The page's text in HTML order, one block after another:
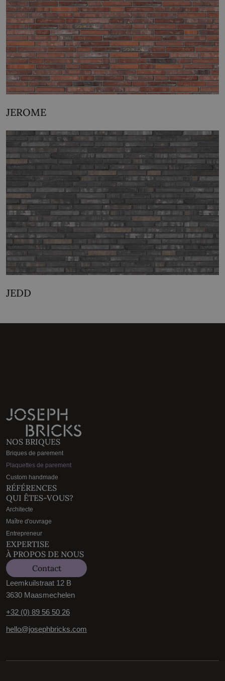
JEROME
JEDD
NOS BRIQUES
Briques de parement
Plaquettes de parement
Custom handmade
RÉFÉRENCES
QUI ÊTES-VOUS?
Architecte
Maître d'ouvrage
Entrepreneur
EXPERTISE
À PROPOS DE NOUS
Contact
Leemkuilstraat 12 B
3630 Maasmechelen
+32 (0) 89 56 50 26
hello@josephbricks.com